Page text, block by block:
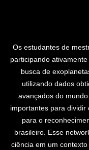
Os estudantes de
participando
busca de
utilizando dados
avançados do
importantes para
para o
brasileiro. Esse
ciência em um